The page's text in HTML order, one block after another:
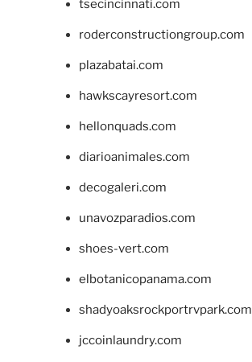
tsecincinnati.com
roderconstructiongroup.com
plazabatai.com
hawkscayresort.com
hellonquads.com
diarioanimales.com
decogaleri.com
unavozparadios.com
shoes-vert.com
elbotanicopanama.com
shadyoaksrockportrvpark.com
jccoinlaundry.com